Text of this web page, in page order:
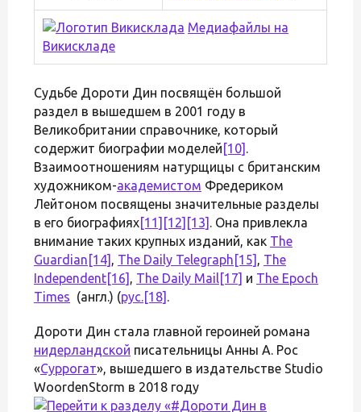
Медиафайлы на
Викискладе
Судьбе Дороти Дин посвящён большой
раздел в вышедшем в 2001 году в
Великобритании справочнике, который
содержит биографии моделей [10] .
Взаимоотношениям натурщицы с британским
художником-академистом Фредериком
Лейтоном посвящены значительные разделы
в его биографиях[11] [12] [13] . Она привлекла
внимание таких крупных изданий, как The
Guardian [14] , The Daily Telegraph [15] , The
Independent[16] , The Daily Mail[17] и The Epoch
Times (англ.) (рус.[18] .
Дороти Дин стала главной героиней романа
нидерландской писательницы Анны А. Рос
«Суррогат», вышедшего в издательстве Studio
WoordenStorm в 2018 году